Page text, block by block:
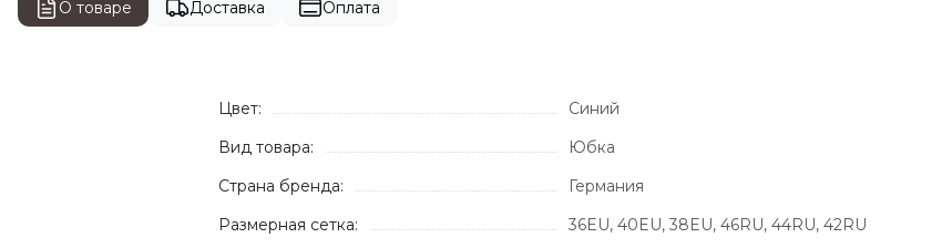
О товаре Доставка Оплата
Цвет:
Синий
Вид товара:
Юбка
Страна бренда:
Германия
Размерная сетка:
36EU, 40EU, 38EU, 46RU, 44RU, 42RU